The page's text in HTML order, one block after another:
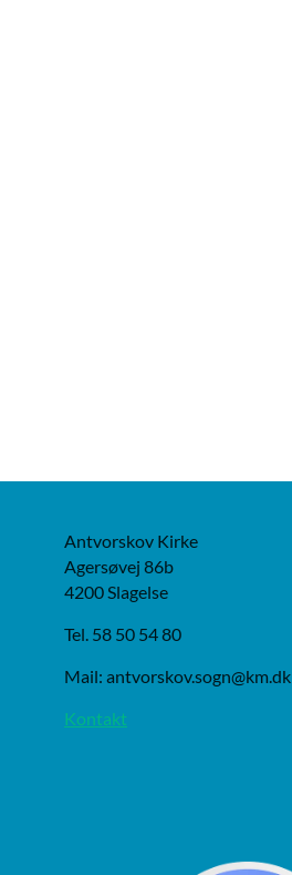
Antvorskov Kirke
Agersøvej 86b
4200 Slagelse
Tel. 58 50 54 80
Mail: antvorskov.sogn@km.dk
Kontakt